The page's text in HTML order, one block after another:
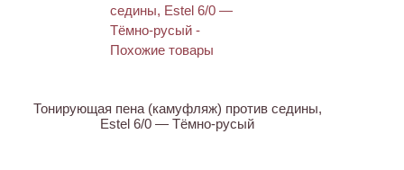
Тонирующая пена (камуфляж) против седины,
Estel 6/0 — Тёмно-русый